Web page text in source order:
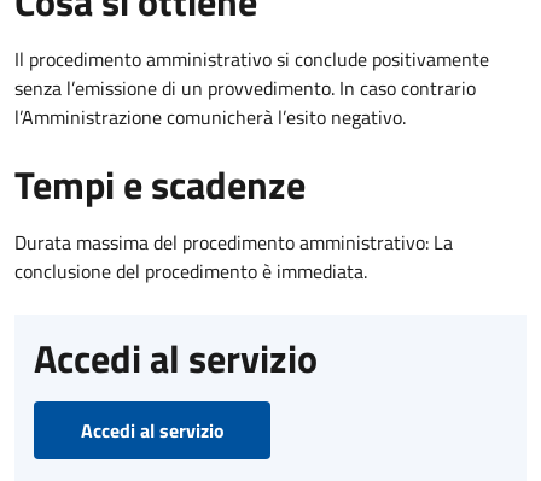
Il procedimento amministrativo si conclude positivamente
senza l’emissione di un provvedimento. In caso contrario
l’Amministrazione comunicherà l’esito negativo.
Tempi e scadenze
Durata massima del procedimento amministrativo: La
conclusione del procedimento è immediata.
Accedi al servizio
Accedi al servizio